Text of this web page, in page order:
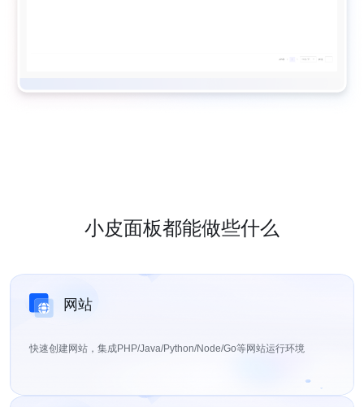
小皮面板都能做些什么
网站
快速创建网站，集成PHP/Java/Python/Node/Go等网站运行环境